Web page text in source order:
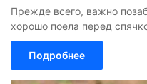
Прежде всего, важно
хорошо поела перед
Подробнее